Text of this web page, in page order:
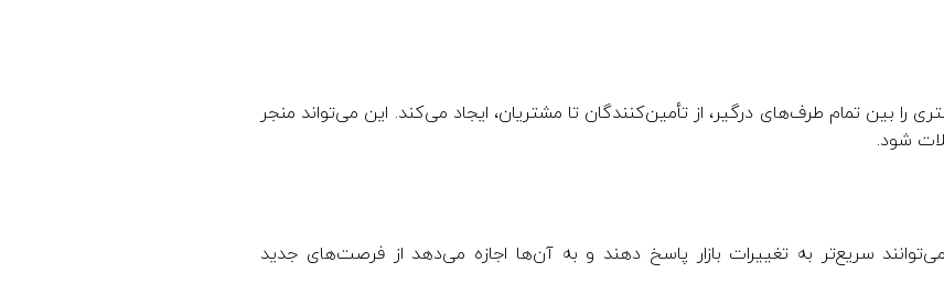
را بین تمام طرف‌های درگیر، از تأمین‌کنندگان تا مشتریان، ایجاد می‌کند. این می‌تواند منجر
شود.
سریع‌تر به تغییرات بازار پاسخ دهند و به آن‌ها اجازه می‌دهد از فرصت‌های جدید